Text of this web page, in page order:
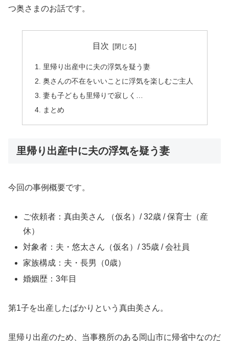
つ奥さまのお話です。
目次
里帰り出産中に夫の浮気を疑う妻
奥さんの不在をいいことに浮気を楽しむご主人
妻も子どもも里帰りで寂しく…
まとめ
里帰り出産中に夫の浮気を疑う妻
今回の事例概要です。
ご依頼者：真由美さん （仮名）/ 32歳 / 保育士（産
休）
対象者：夫・悠太さん（仮名）/ 35歳 / 会社員
家族構成：夫・長男（0歳）
婚姻歴：3年目
第1子を出産したばかりという真由美さん。
里帰り出産のため、当事務所のある岡山市に帰省中なのだ